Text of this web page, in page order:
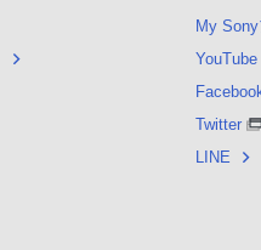
My Sony
YouTube
Twitter
LINE